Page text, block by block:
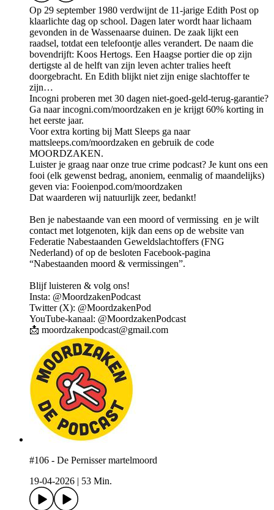
Op 29 september 1980 verdwijnt de 11-jarige Edith Post op
klaarlichte dag op school. Dagen later wordt haar lichaam
gevonden in de Wassenaarse duinen. De zaak lijkt een
raadsel, totdat een telefoontje alles verandert. De naam die
bovendrijft: Koos Hertogs. Een Haagse portier die op zijn
dertigste al de helft van zijn leven achter tralies heeft
doorgebracht. En Edith blijkt niet zijn enige slachtoffer te
zijn…
Incogni proberen met 30 dagen niet-goed-geld-terug-garantie?
Ga naar incogni.com/moordzaken en je krijgt 60% korting in
het eerste jaar.
Voor extra korting bij Matt Sleeps ga naar
mattsleeps.com/moordzaken en gebruik de code
MOORDZAKEN.
Luister je graag naar onze true crime podcast? Je kunt ons een
fooi (elk gewenst bedrag, anoniem, eenmalig of maandelijks)
geven via: Fooienpod.com/moordzaken
Dat waarderen wij natuurlijk zeer, bedankt!
Ben je nabestaande van een moord of vermissing en je wilt
contact met lotgenoten, kijk dan eens op de website van
Federatie Nabestaanden Geweldslachtoffers (FNG
Nederland) of op de besloten Facebook-pagina
“Nabestaanden moord & vermissingen”.
Blijf luisteren & volg ons!
Insta: @MoordzakenPodcast
Twitter (X): @MoordzakenPod
YouTube-kanaal: @MoordzakenPodcast
📩 moordzakenpodcast@gmail.com
#106 - De Pernisser martelmoord
19-04-2026
53 Min.